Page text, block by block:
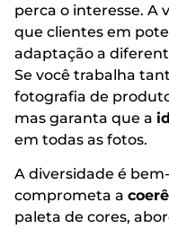
perca o interesse. A
que clientes em
adaptação a
Se você trabalha
fotografia de
mas garanta que a
em todas as fotos.
A diversidade é
comprometa a
paleta de cores,